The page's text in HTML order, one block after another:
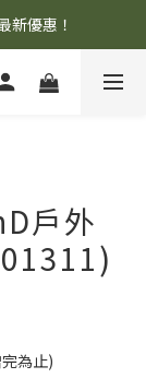
新優惠！
新優惠！
戶外
為止)